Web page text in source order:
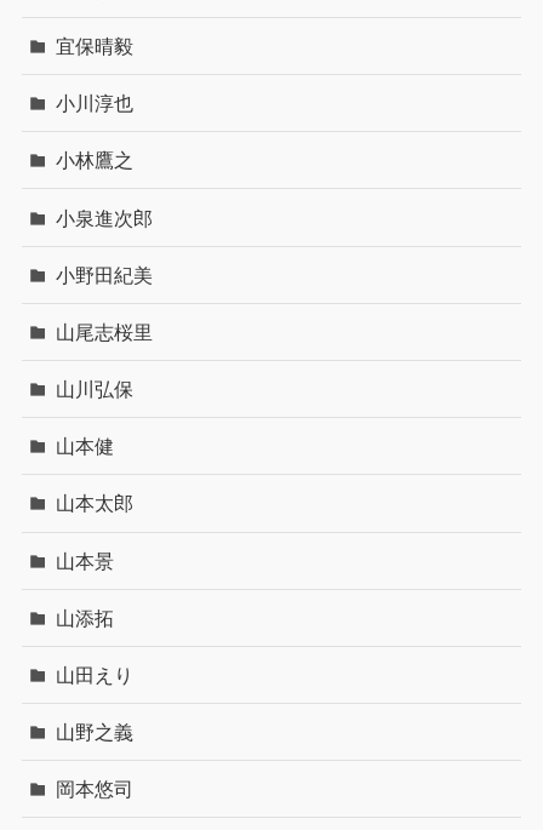
宜保晴毅
小川淳也
小林鷹之
小泉進次郎
小野田紀美
山尾志桜里
山川弘保
山本健
山本太郎
山本景
山添拓
山田えり
山野之義
岡本悠司